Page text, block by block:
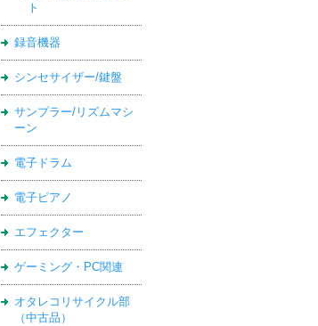
ト
録音機器
シンセサイザー/鍵盤
サンプラー/リズムマシ
ーン
電子ドラム
電子ピアノ
エフェクター
ゲーミング・PC関連
オタレコリサイクル部
（中古品）